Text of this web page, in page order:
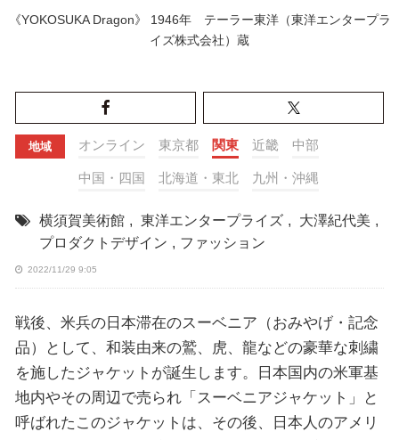
《YOKOSUKA Dragon》 1946年 テーラー東洋（東洋エンタープラ
イズ株式会社）蔵
地域 オンライン 東京都 関東 近畿 中部
中国・四国 北海道・東北 九州・沖縄
横須賀美術館 , 東洋エンタープライズ , 大澤紀代美 ,
プロダクトデザイン , ファッション
2022/11/29 9:05
戦後、米兵の日本滞在のスーベニア（おみやげ・記念
品）として、和装由来の鷲、虎、龍などの豪華な刺繍
を施したジャケットが誕生します。日本国内の米軍基
地内やその周辺で売られ「スーベニアジャケット」と
呼ばれたこのジャケットは、その後、日本人のアメリ